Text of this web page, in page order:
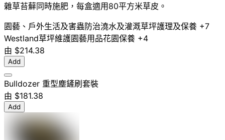
雜草苔蘚同時施肥，每盒適用80平方米草皮。
園藝、戶外生活及害蟲防治澆水及灌溉草坪護理及保養 +7
Westland草坪維護園藝用品花園保養 +4
由 $214.38
Add
Bulldozer 重型塵鏟刷套裝
由 $181.38
Add